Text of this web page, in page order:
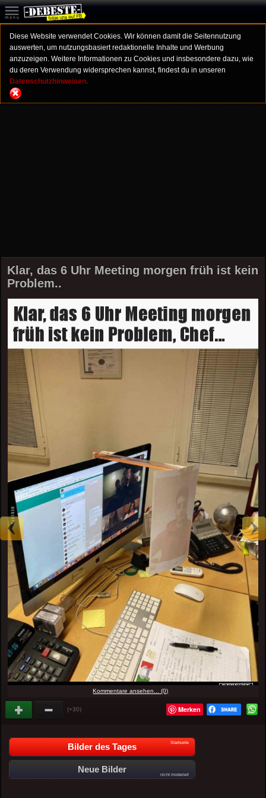
Diese Website verwendet Cookies. Wir können damit die Seitennutzung
auswerten, um nutzungsbasiert redaktionelle Inhalte und Werbung
anzuzeigen. Weitere Informationen zu Cookies und insbesondere dazu, wie
du deren Verwendung widersprechen kannst, findest du in unseren
Datenschutzhinweisen.
Klar, das 6 Uhr Meeting morgen früh ist kein
Problem..
Kommentare ansehen... (0)
(+30) Merken
Bilder des Tages Startseite
Neue Bilder
nicht moderiert